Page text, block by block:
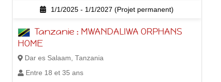
1/1/2025 - 1/1/2027 (Projet permanent)
HOME
Dar es Salaam, Tanzania
Entre 18 et 35 ans